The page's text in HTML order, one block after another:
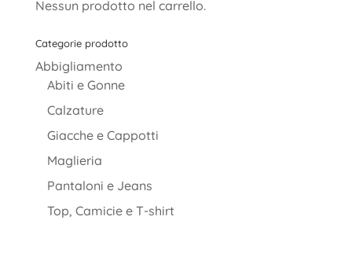
Nessun prodotto nel carrello.
Categorie prodotto
Abbigliamento
Abiti e Gonne
Calzature
Giacche e Cappotti
Maglieria
Pantaloni e Jeans
Top, Camicie e T-shirt